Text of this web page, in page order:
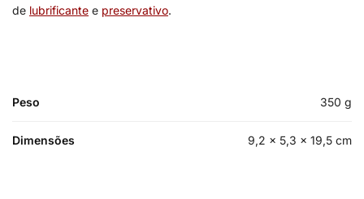
de lubrificante e preservativo.
Peso 350 g
Dimensões 9,2 × 5,3 × 19,5 cm